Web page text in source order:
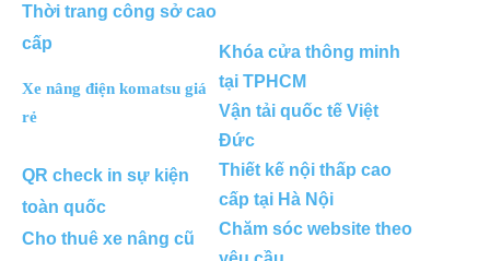
Thời trang công sở cao
cấp
Xe nâng điện komatsu giá
rẻ
QR check in sự kiện
toàn quốc
Cho thuê xe nâng cũ
Khóa cửa thông minh
tại TPHCM
Vận tải quốc tế Việt
Đức
Thiết kế nội thấp cao
cấp tại Hà Nội
Chăm sóc website theo